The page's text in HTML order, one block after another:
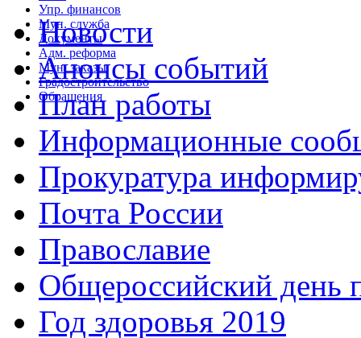
Упр. финансов
Мун. служба
Документы
Адм. реформа
Мун. заказы
Градостроительство
Обращения
Новости
Анонсы событий
План работы
Информационные
Прокуратура
Почта России
Православие
Общероссийский день
Год здоровья 2019